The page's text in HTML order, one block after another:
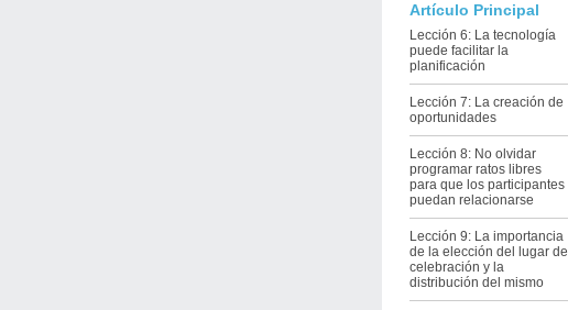
Artículo Principal
Lección 6: La tecnología
puede facilitar la
planificación
Lección 7: La creación de
oportunidades
Lección 8: No olvidar
programar ratos libres
para que los participantes
puedan relacionarse
Lección 9: La importancia
de la elección del lugar de
celebración y la
distribución del mismo